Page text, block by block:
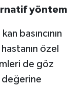
yöntem
basıncının
özel
de göz
değerine